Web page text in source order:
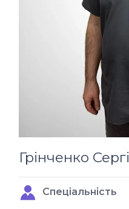
Грінченко
Спеціальність